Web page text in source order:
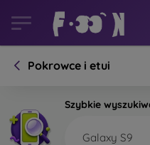
Pokrowce i etui
Szybkie
Galaxy S9